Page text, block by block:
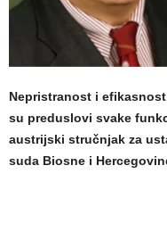
Nepristranost i
su preduslovi svake
austrijski stručnjak za
suda Biosne i